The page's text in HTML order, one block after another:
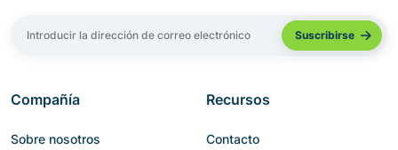
Compañía
Sobre nosotros
Recursos
Contacto